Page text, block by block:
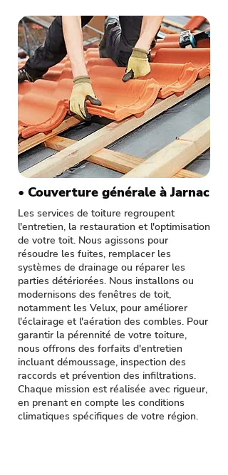
• Couverture générale à Jarnac
Les services de toiture regroupent
l'entretien, la restauration et l'optimisation
de votre toit. Nous agissons pour
résoudre les fuites, remplacer les
systèmes de drainage ou réparer les
parties détériorées. Nous installons ou
modernisons des fenêtres de toit,
notamment les Velux, pour améliorer
l'éclairage et l'aération des combles. Pour
garantir la pérennité de votre toiture,
nous offrons des forfaits d'entretien
incluant démoussage, inspection des
raccords et prévention des infiltrations.
Chaque mission est réalisée avec rigueur,
en prenant en compte les conditions
climatiques spécifiques de votre région.